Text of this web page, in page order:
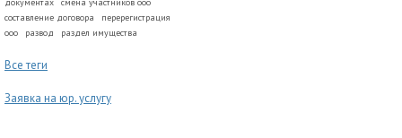
составление договора
перерегистрация
ооо
развод раздел имущества
Все теги
Заявка на юр. услугу